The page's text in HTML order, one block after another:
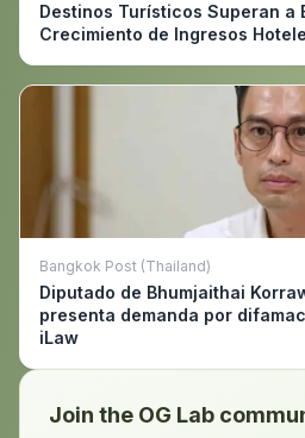
Destinos Turísticos Superan a
Crecimiento de Ingresos
Bangkok Post (Thailand)
Diputado de Bhumjaithai
presenta demanda por
iLaw
Join the OG Lab